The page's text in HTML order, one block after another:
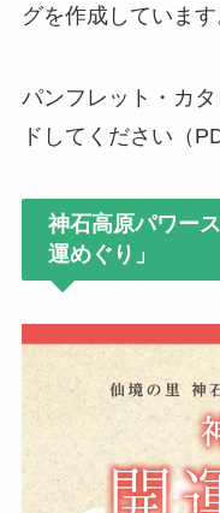
グを作成しています
パンフレット・カ
ドしてください（
神石高原パワー
運めぐり」